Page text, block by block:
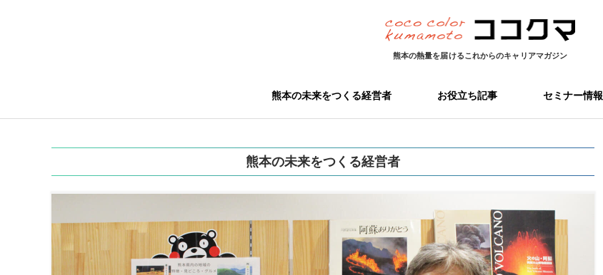
熊本の熱量を届けるこれからのキャリアマガジン
熊本の未来をつくる経営者 お役立ち記事 セミナー情報
熊本の未来をつくる経営者